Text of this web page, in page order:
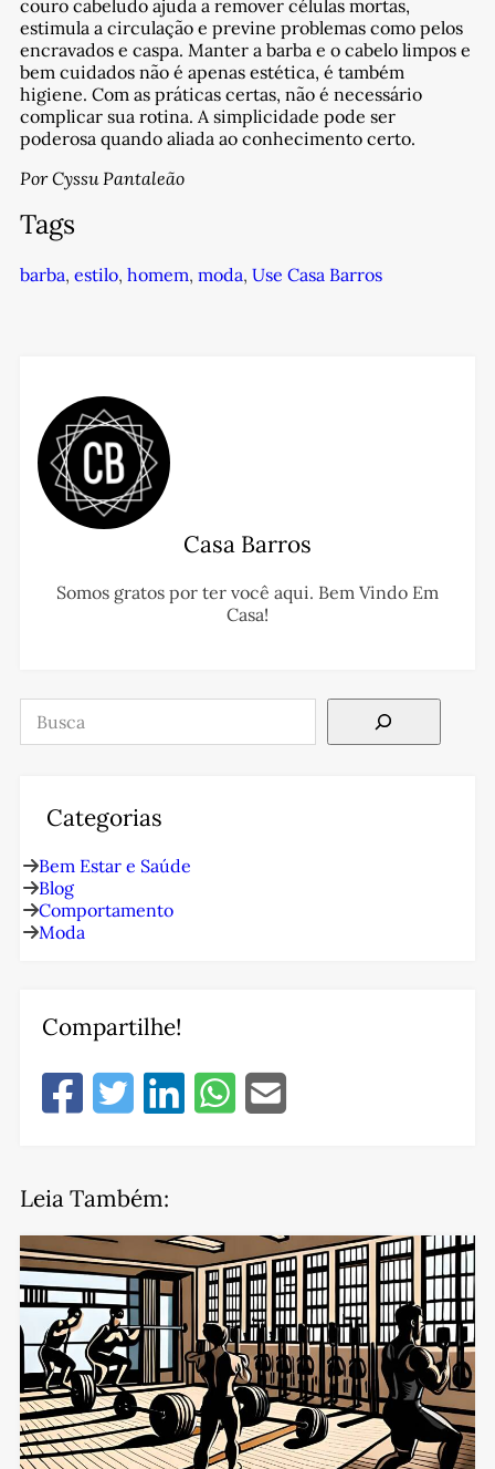
couro cabeludo ajuda a remover células mortas,
estimula a circulação e previne problemas como pelos
encravados e caspa. Manter a barba e o cabelo limpos e
bem cuidados não é apenas estética, é também
higiene. Com as práticas certas, não é necessário
complicar sua rotina. A simplicidade pode ser
poderosa quando aliada ao conhecimento certo.
Por Cyssu Pantaleão
Tags
barba, estilo, homem, moda, Use Casa Barros
Casa Barros
Somos gratos por ter você aqui. Bem Vindo Em
Casa!
Pesquisar
Categorias
Bem Estar e Saúde
Blog
Comportamento
Moda
Compartilhe!
Leia Também: